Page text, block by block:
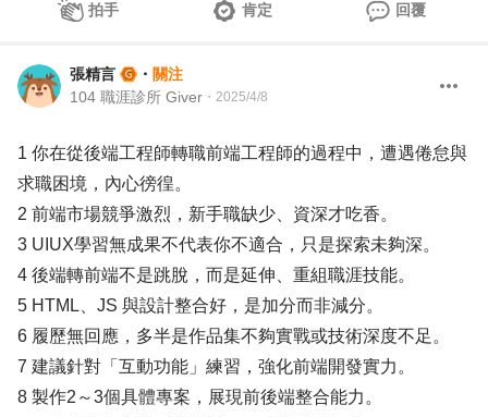
拍手 肯定 回覆
張精言 ・ 關注
104 職涯診所 Giver ・ 2025/4/8
1 你在從後端工程師轉職前端工程師的過程中，遭遇倦怠與
求職困境，內心徬徨。
2 前端市場競爭激烈，新手職缺少、資深才吃香。
3 UIUX學習無成果不代表你不適合，只是探索未夠深。
4 後端轉前端不是跳脫，而是延伸、重組職涯技能。
5 HTML、JS 與設計整合好，是加分而非減分。
6 履歷無回應，多半是作品集不夠實戰或技術深度不足。
7 建議針對「互動功能」練習，強化前端開發實力。
8 製作2～3個具體專案，展現前後端整合能力。